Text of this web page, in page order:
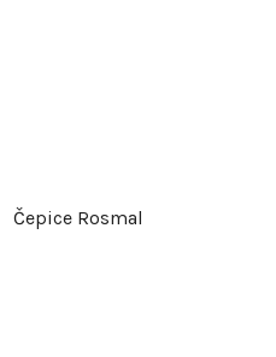
Čepice Rosmal